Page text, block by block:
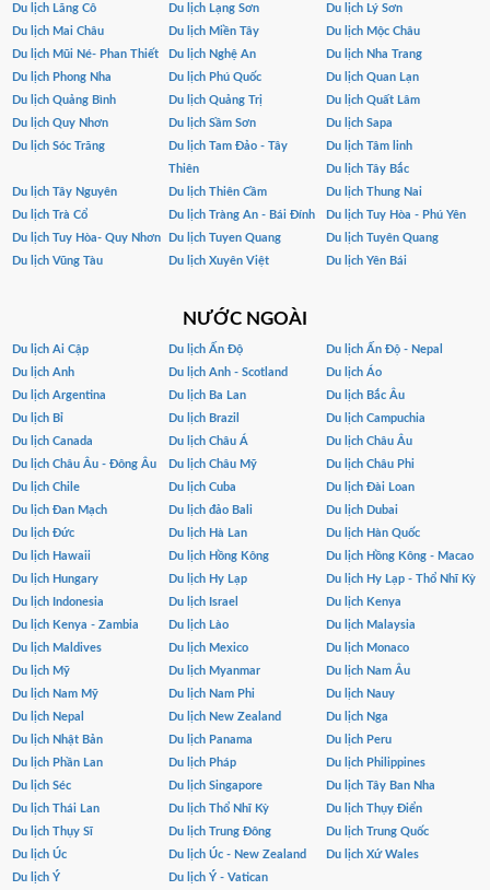
Du lịch Lăng Cô
Du lịch Lạng Sơn
Du lịch Lý Sơn
Du lịch Mai Châu
Du lịch Miền Tây
Du lịch Mộc Châu
Du lịch Mũi Né- Phan Thiết
Du lịch Nghệ An
Du lịch Nha Trang
Du lịch Phong Nha
Du lịch Phú Quốc
Du lịch Quan Lạn
Du lịch Quảng Bình
Du lịch Quảng Trị
Du lịch Quất Lâm
Du lịch Quy Nhơn
Du lịch Sầm Sơn
Du lịch Sapa
Du lịch Sóc Trăng
Du lịch Tam Đảo - Tây
Thiên
Du lịch Tâm linh
Du lịch Tây Bắc
Du lịch Tây Nguyên
Du lịch Thiên Cầm
Du lịch Thung Nai
Du lịch Trà Cổ
Du lịch Tràng An - Bái Đính
Du lịch Tuy Hòa - Phú Yên
Du lịch Tuy Hòa- Quy Nhơn
Du lịch Tuyen Quang
Du lịch Tuyên Quang
Du lịch Vũng Tàu
Du lịch Xuyên Việt Du lịch Yên Bái
NƯỚC NGOÀI
Du lịch Ai Cập Du lịch Ấn Độ
Du lịch Ấn Độ - Nepal
Du lịch Anh
Du lịch Anh - Scotland
Du lịch Áo
Du lịch Argentina
Du lịch Ba Lan
Du lịch Bắc Âu
Du lịch Bỉ
Du lịch Brazil
Du lịch Campuchia
Du lịch Canada
Du lịch Châu Á
Du lịch Châu Âu
Du lịch Châu Âu - Đông Âu
Du lịch Châu Mỹ
Du lịch Châu Phi
Du lịch Chile
Du lịch Cuba
Du lịch Đài Loan
Du lịch Đan Mạch
Du lịch đảo Bali
Du lịch Dubai
Du lịch Đức
Du lịch Hà Lan
Du lịch Hàn Quốc
Du lịch Hawaii
Du lịch Hồng Kông
Du lịch Hồng Kông - Macao
Du lịch Hungary
Du lịch Hy Lạp
Du lịch Hy Lạp - Thổ Nhĩ Kỳ
Du lịch Indonesia
Du lịch Israel
Du lịch Kenya
Du lịch Kenya - Zambia
Du lịch Lào
Du lịch Malaysia
Du lịch Maldives
Du lịch Mexico
Du lịch Monaco
Du lịch Mỹ
Du lịch Myanmar
Du lịch Nam Âu
Du lịch Nam Mỹ
Du lịch Nam Phi
Du lịch Nauy
Du lịch Nepal
Du lịch New Zealand
Du lịch Nga
Du lịch Nhật Bản
Du lịch Panama
Du lịch Peru
Du lịch Phần Lan
Du lịch Pháp
Du lịch Philippines
Du lịch Séc
Du lịch Singapore
Du lịch Tây Ban Nha
Du lịch Thái Lan
Du lịch Thổ Nhĩ Kỳ
Du lịch Thụy Điển
Du lịch Thụy Sĩ
Du lịch Trung Đông
Du lịch Trung Quốc
Du lịch Úc
Du lịch Úc - New Zealand
Du lịch Xứ Wales
Du lịch Ý
Du lịch Ý - Vatican